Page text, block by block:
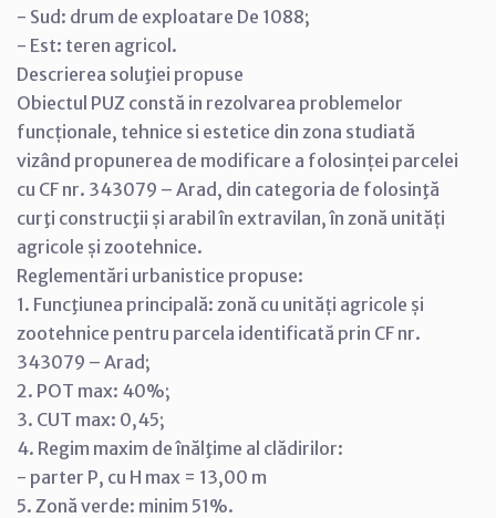
- Sud: drum de exploatare De 1088;
- Est: teren agricol.
Descrierea soluţiei propuse
Obiectul PUZ constă in rezolvarea problemelor
funcționale, tehnice si estetice din zona studiată
vizând propunerea de modificare a folosinței parcelei
cu CF nr. 343079 – Arad, din categoria de folosinţă
curţi construcţii și arabil în extravilan, în zonă unități
agricole și zootehnice.
Reglementări urbanistice propuse:
1. Funcţiunea principală: zonă cu unități agricole și
zootehnice pentru parcela identificată prin CF nr.
343079 – Arad;
2. POT max: 40%;
3. CUT max: 0,45;
4. Regim maxim de înălţime al clădirilor:
- parter P, cu H max = 13,00 m
5. Zonă verde: minim 51%.